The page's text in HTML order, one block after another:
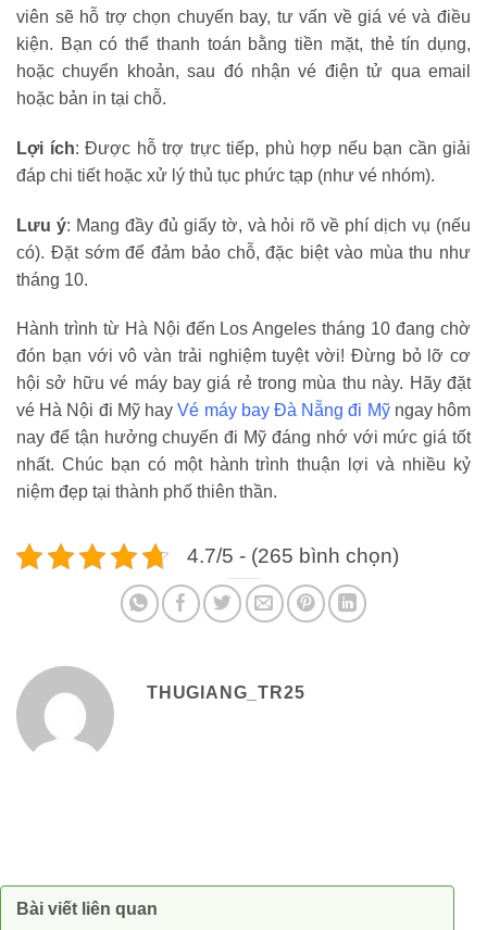
viên sẽ hỗ trợ chọn chuyến bay, tư vấn về giá vé và điều
kiện. Bạn có thể thanh toán bằng tiền mặt, thẻ tín dụng,
hoặc chuyển khoản, sau đó nhận vé điện tử qua email
hoặc bản in tại chỗ.
Lợi ích: Được hỗ trợ trực tiếp, phù hợp nếu bạn cần giải
đáp chi tiết hoặc xử lý thủ tục phức tạp (như vé nhóm).
Lưu ý: Mang đầy đủ giấy tờ, và hỏi rõ về phí dịch vụ (nếu
có). Đặt sớm để đảm bảo chỗ, đặc biệt vào mùa thu như
tháng 10.
Hành trình từ Hà Nội đến Los Angeles tháng 10 đang chờ
đón bạn với vô vàn trải nghiệm tuyệt vời! Đừng bỏ lỡ cơ
hội sở hữu vé máy bay giá rẻ trong mùa thu này. Hãy đặt
vé Hà Nội đi Mỹ hayVé máy bay Đà Nẵng đi Mỹngay hôm
nay để tận hưởng chuyến đi Mỹ đáng nhớ với mức giá tốt
nhất. Chúc bạn có một hành trình thuận lợi và nhiều kỷ
niệm đẹp tại thành phố thiên thần.
4.7/5 - (265 bình chọn)
THUGIANG_TR25
Bài viết liên quan